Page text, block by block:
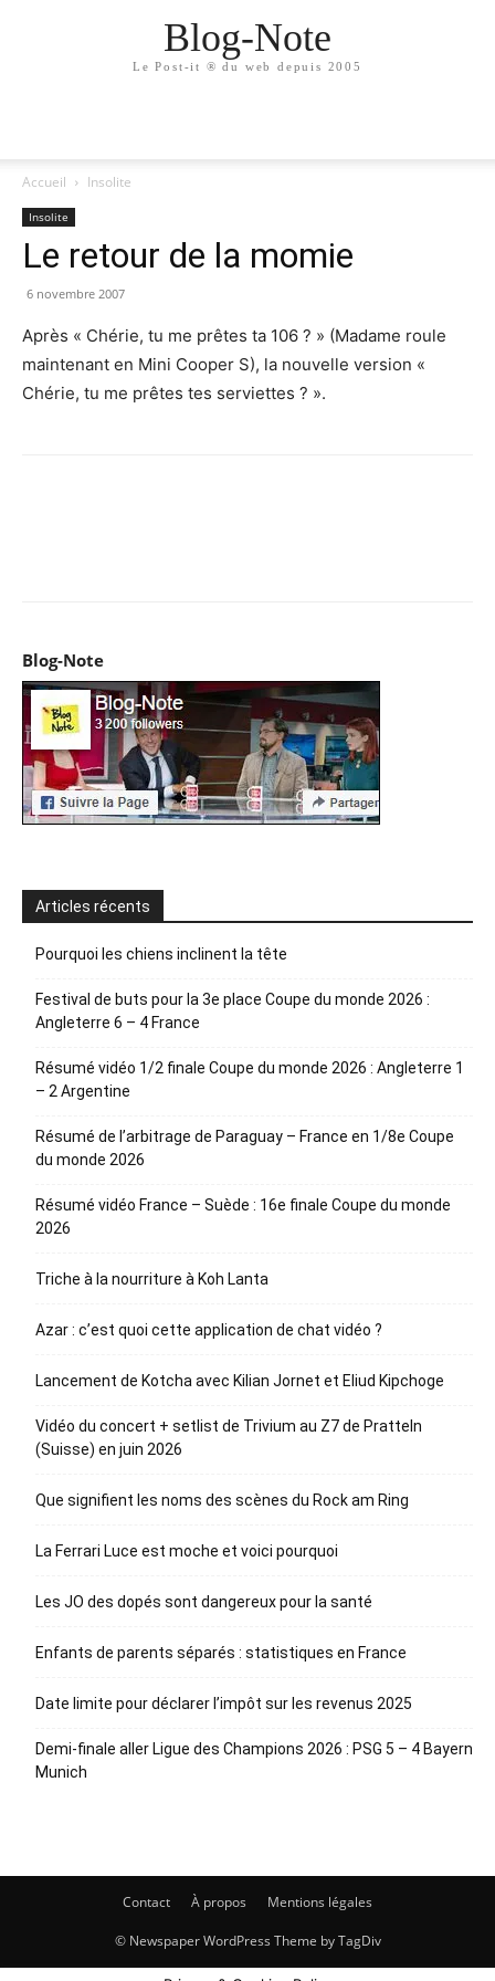
Blog-Note
Le Post-it ® du web depuis 2005
Accueil Insolite
Insolite
Le retour de la momie
6 novembre 2007
Après « Chérie, tu me prêtes ta 106 ? » (Madame roule
maintenant en Mini Cooper S), la nouvelle version «
Chérie, tu me prêtes tes serviettes ? ».
Blog-Note
Articles récents
Pourquoi les chiens inclinent la tête
Festival de buts pour la 3e place Coupe du monde 2026 :
Angleterre 6 – 4 France
Résumé vidéo 1/2 finale Coupe du monde 2026 : Angleterre 1
– 2 Argentine
Résumé de l’arbitrage de Paraguay – France en 1/8e Coupe
du monde 2026
Résumé vidéo France – Suède : 16e finale Coupe du monde
2026
Triche à la nourriture à Koh Lanta
Azar : c’est quoi cette application de chat vidéo ?
Lancement de Kotcha avec Kilian Jornet et Eliud Kipchoge
Vidéo du concert + setlist de Trivium au Z7 de Pratteln
(Suisse) en juin 2026
Que signifient les noms des scènes du Rock am Ring
La Ferrari Luce est moche et voici pourquoi
Les JO des dopés sont dangereux pour la santé
Enfants de parents séparés : statistiques en France
Date limite pour déclarer l’impôt sur les revenus 2025
Demi-finale aller Ligue des Champions 2026 : PSG 5 – 4 Bayern
Munich
Contact À propos Mentions légales
© Newspaper WordPress Theme by TagDiv